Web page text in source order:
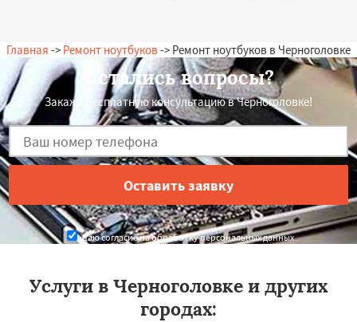
Главная -> Ремонт ноутбуков -> Ремонт ноутбуков в Черноголовке
Остались вопросы?
Закажи бесплатную консультацию в Черноголовке!
Даю согласие на обработку персональных данных
Услуги в Черноголовке и других
городах: